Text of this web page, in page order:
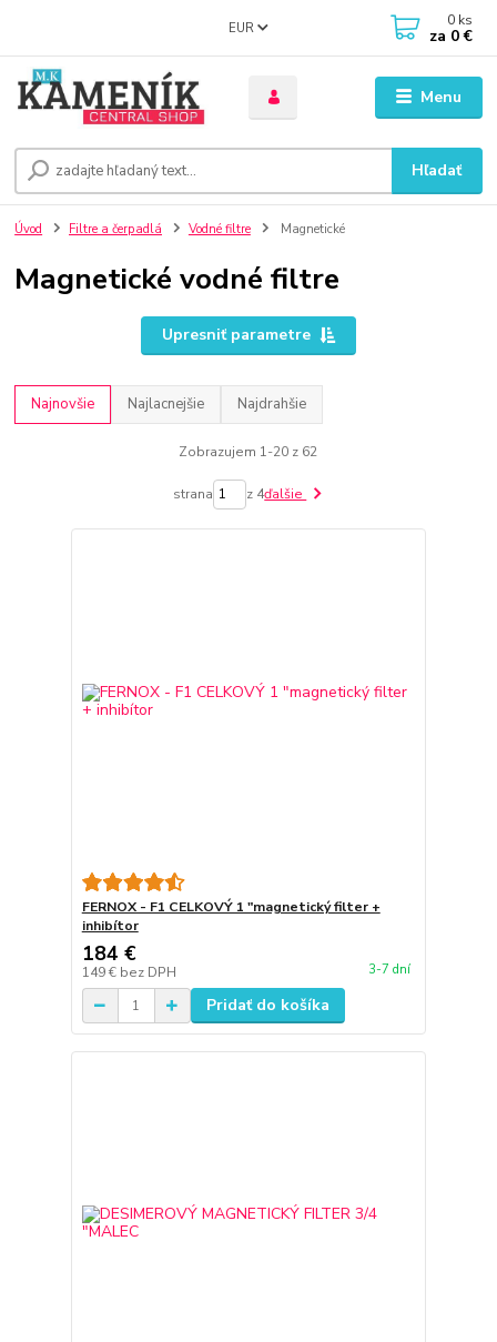
Menu
EUR
Hľadať
0 ks
za 0 €
Úvod Filtre a čerpadlá Vodné filtre Magnetické
Magnetické vodné filtre
Upresniť parametre
Najnovšie Najlacnejšie Najdrahšie
Zobrazujem 1-20 z 62
strana z 4ďalšie
FERNOX - F1 CELKOVÝ 1 "magnetický filter +
inhibítor
184 €
149 € bez DPH 3-7 dní
Pridať do košíka